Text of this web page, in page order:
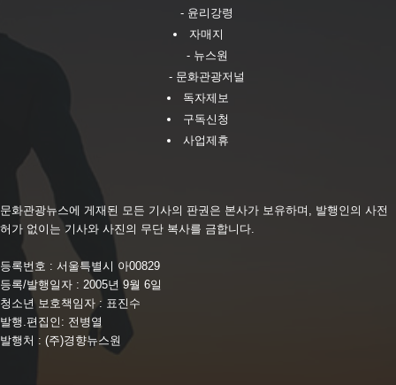
- 윤리강령
자매지
- 뉴스원
- 문화관광저널
독자제보
구독신청
사업제휴
문화관광뉴스에 게재된 모든 기사의 판권은 본사가 보유하며, 발행인의 사전
허가 없이는 기사와 사진의 무단 복사를 금합니다.
등록번호 : 서울특별시 아00829
등록/발행일자 : 2005년 9월 6일
청소년 보호책임자 : 표진수
발행.편집인: 전병열
발행처 : (주)경향뉴스원